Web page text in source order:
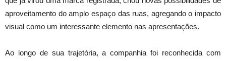
aproveitamento do amplo espaço das ruas, agregando o impacto
visual como um interessante elemento nas apresentações.
Ao longo de sua trajetória, a companhia foi reconhecida com